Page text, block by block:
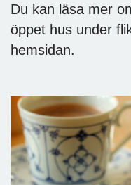
Du kan läsa mer
öppet hus under
hemsidan.